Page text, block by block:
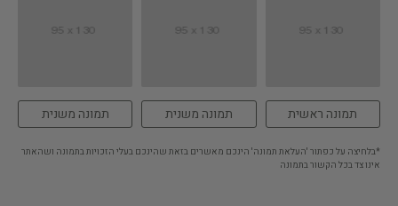
תמונה ראשית תמונה משנית תמונה משנית
*בלחיצה על כפתור 'העלאת תמונה' הינכם מאשרים בזאת שהינכם בעלי הזכויות בתמונה ושהאתר
אינו צד בכל הקשור בתמונה